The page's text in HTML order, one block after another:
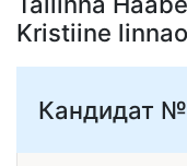
Kristiine
Кандидат